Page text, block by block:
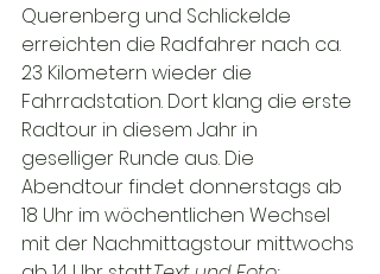
Querenberg und Schlickelde
erreichten die Radfahrer nach ca.
23 Kilometern wieder die
Fahrradstation. Dort klang die erste
Radtour in diesem Jahr in
geselliger Runde aus. Die
Abendtour findet donnerstags ab
18 Uhr im wöchentlichen Wechsel
mit der Nachmittagstour mittwochs